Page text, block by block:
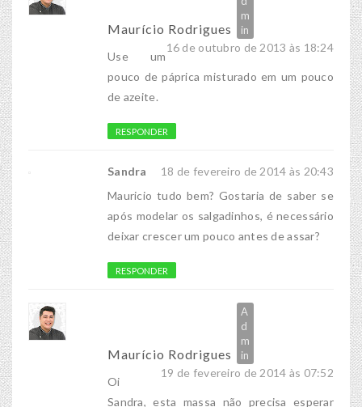
Maurício Rodrigues
16 de outubro de 2013 às 18:24
Use um
pouco de páprica misturado em um pouco
de azeite.
RESPONDER
Sandra
18 de fevereiro de 2014 às 20:43
Mauricio tudo bem? Gostaria de saber se
após modelar os salgadinhos, é necessário
deixar crescer um pouco antes de assar?
RESPONDER
Maurício Rodrigues
19 de fevereiro de 2014 às 07:52
Oi
Sandra, esta massa não precisa esperar